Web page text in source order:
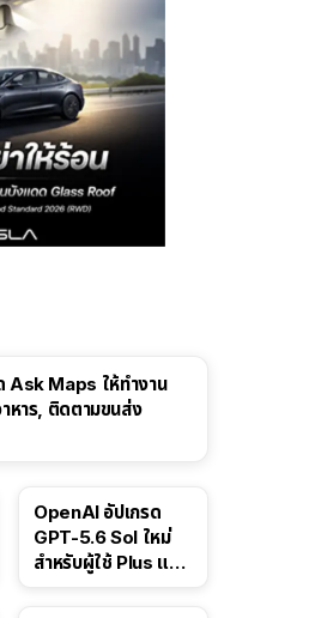
Ask Maps ให้ทำงาน
หาร, ติดตามขนส่ง
OpenAI อัปเกรด
GPT-5.6 Sol ใหม่
สำหรับผู้ใช้ Plus และ